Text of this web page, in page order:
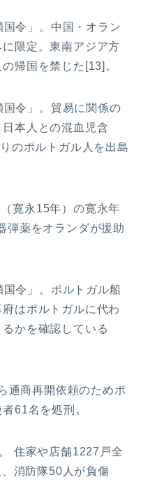
令」。中国・オラン
限定。東南アジア方
帰国を禁じた[13]。
令」。貿易に関係の
本人との混血児含
のポルトガル人を出島
寛永15年）の寛永年
弾薬をオランダが援助
令」。ポルトガル船
はポルトガルに代わ
かを確認している
通商再開依頼のためポ
61名を処刑。
住家や店舗1227戸全
消防隊50人が負傷